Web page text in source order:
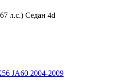
л.с.) Седан 4d
JA60 2004-2009